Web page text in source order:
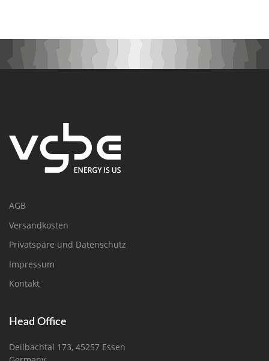
AGB
Versandkosten
Privatspäre und Datenschutz
Impressum
Kontakt
Head Office
Deilbachtal 173, 45257 Essen